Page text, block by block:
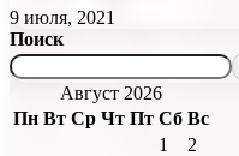
9 июля, 2021
Поиск
Август 2026
Пн Вт Ср Чт Пт Сб Вс
1
2